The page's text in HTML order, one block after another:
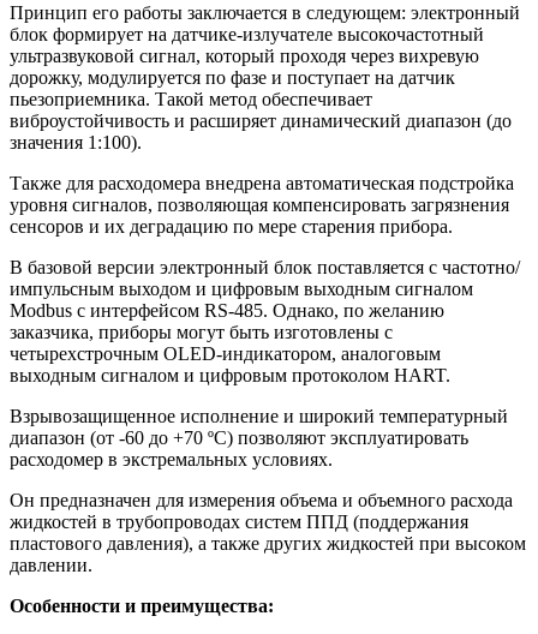
Принцип его работы заключается в следующем: электронный
блок формирует на датчике-излучателе высокочастотный
ультразвуковой сигнал, который проходя через вихревую
дорожку, модулируется по фазе и поступает на датчик
пьезоприемника. Такой метод обеспечивает
виброустойчивость и расширяет динамический диапазон (до
значения 1:100).
Также для расходомера внедрена автоматическая подстройка
уровня сигналов, позволяющая компенсировать загрязнения
сенсоров и их деградацию по мере старения прибора.
В базовой версии электронный блок поставляется с частотно/
импульсным выходом и цифровым выходным сигналом
Modbus с интерфейсом RS-485. Однако, по желанию
заказчика, приборы могут быть изготовлены с
четырехстрочным OLED-индикатором, аналоговым
выходным сигналом и цифровым протоколом HART.
Взрывозащищенное исполнение и широкий температурный
диапазон (от -60 до +70 ºC) позволяют эксплуатировать
расходомер в экстремальных условиях.
Он предназначен для измерения объема и объемного расхода
жидкостей в трубопроводах систем ППД (поддержания
пластового давления), а также других жидкостей при высоком
давлении.
Особенности и преимущества: